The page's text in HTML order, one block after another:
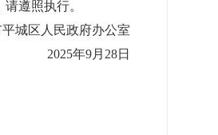
遵照执行。
城区人民政府办公室
2025年9月28日